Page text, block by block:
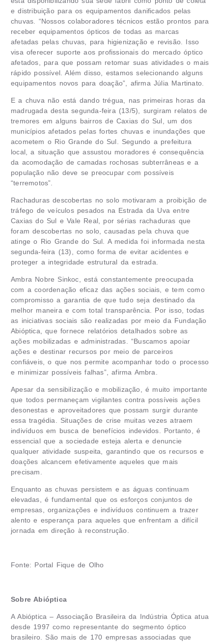
e distribuição para os equipamentos danificados pelas
chuvas. “Nossos colaboradores técnicos estão prontos para
receber equipamentos ópticos de todas as marcas
afetadas pelas chuvas, para higienização e revisão. Isso
visa oferecer suporte aos profissionais do mercado óptico
afetados, para que possam retomar suas atividades o mais
rápido possível. Além disso, estamos selecionando alguns
equipamentos novos para doação”, afirma Júlia Martinato.
E a chuva não está dando trégua, nas primeiras horas da
madrugada desta segunda-feira (13/5), surgiram relatos de
tremores em alguns bairros de Caxias do Sul, um dos
municípios afetados pelas fortes chuvas e inundações que
acometem o Rio Grande do Sul. Segundo a prefeitura
local, a situação que assustou moradores é consequência
da acomodação de camadas rochosas subterrâneas e a
população não deve se preocupar com possíveis
“terremotos”
Rachaduras descobertas no solo motivaram a proibição de
tráfego de veículos pesados na Estrada da Uva entre
Caxias do Sul e Vale Real , por sérias rachaduras que
foram descobertas no solo, causadas pela chuva que
atinge o Rio Grande do Sul. A medida foi informada nesta
segunda-feira (13), como forma de evitar acidentes e
proteger a integridade estrutural da estrada.
Ambra Nobre Sinkoc, está constantemente preocupada
com a coordenação eficaz das ações sociais, e tem como
compromisso a garantia de que tudo seja destinado da
melhor maneira e com total transparência. Por isso, todas
as iniciativas sociais são realizadas por meio da Fundação
Abióptica, que fornece relatórios detalhados sobre as
ações mobilizadas e administradas. “Buscamos apoiar
ações e destinar recursos por meio de parceiros
confiáveis, o que nos permite acompanhar todo o processo
e minimizar possíveis falhas”, afirma Ambra.
Apesar da sensibilização e mobilização, é muito importante
que todos permaneçam vigilantes contra possíveis ações
desonestas e aproveitadores que possam surgir durante
essa tragédia. Situações de crise muitas vezes atraem
indivíduos em busca de benefícios indevidos. Portanto, é
essencial que a sociedade esteja alerta e denuncie
qualquer atividade suspeita, garantindo que os recursos e
doações alcancem efetivamente aqueles que mais
precisam.
Enquanto as chuvas persistem e as águas continuam
elevadas, é fundamental que os esforços conjuntos de
empresas, organizações e indivíduos continuem a trazer
alento e esperança para aqueles que enfrentam a difícil
jornada em direção à reconstrução.
Fonte: Portal Fique de Olho
Sobre Abióptica
A Abióptica – Associação Brasileira da Indústria Óptica atua
desde 1997 como representante do segmento óptico
brasileiro. São mais de 170 empresas associadas que